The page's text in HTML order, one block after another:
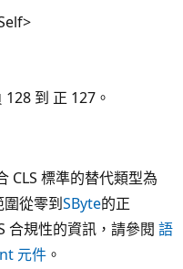
到 正 127。
CLS 標準的替代類型為
從零到SByte的正
合規性的資訊，請參閱 語
元件 。